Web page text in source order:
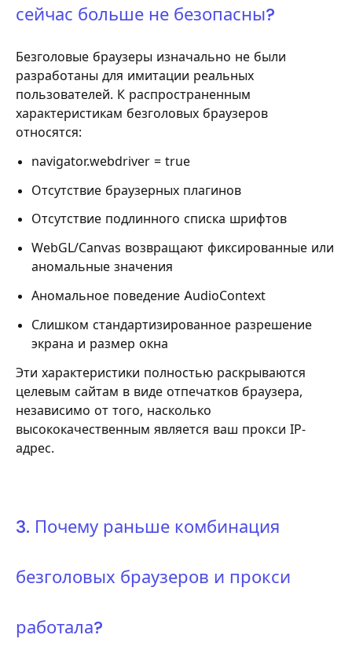
сейчас больше не безопасны?
Безголовые браузеры изначально не были
разработаны для имитации реальных
пользователей. К распространенным
характеристикам безголовых браузеров
относятся:
navigator.webdriver = true
Отсутствие браузерных плагинов
Отсутствие подлинного списка шрифтов
WebGL/Canvas возвращают фиксированные или
аномальные значения
Аномальное поведение AudioContext
Слишком стандартизированное разрешение
экрана и размер окна
Эти характеристики полностью раскрываются
целевым сайтам в виде отпечатков браузера,
независимо от того, насколько
высококачественным является ваш прокси IP-
адрес.
3. Почему раньше комбинация
безголовых браузеров и прокси
работала?